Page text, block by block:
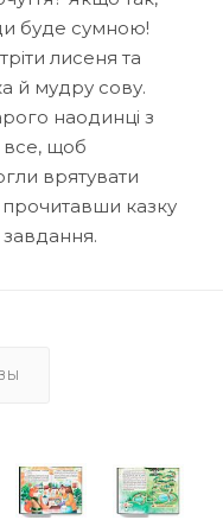
буде сумною!
лисеня та
й мудру сову.
наодинці з
все, щоб
врятувати
казку
завдання.